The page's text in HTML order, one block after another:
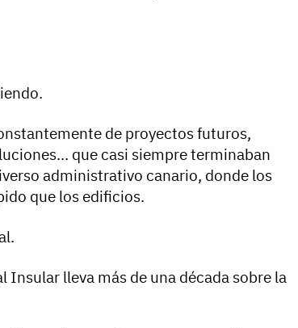
de proyectos futuros,
que casi siempre terminaban
administrativo canario, donde los
que los edificios.
Insular lleva más de una década sobre la